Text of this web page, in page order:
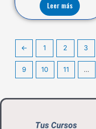
Leer más
← 1 2 3
9 10 11 …